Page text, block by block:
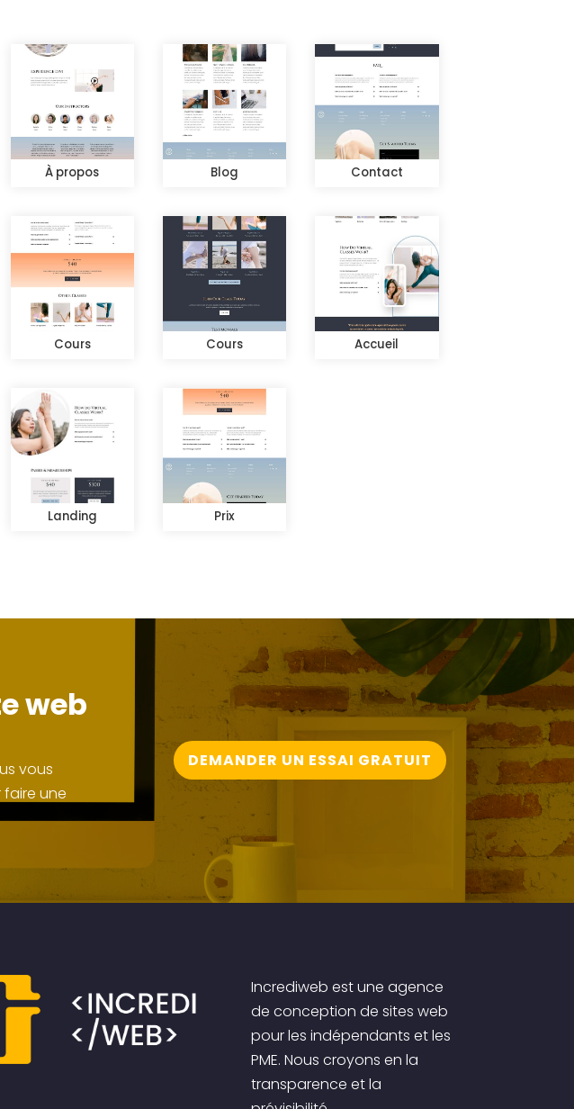
À propos Blog Contact
Cours Cours Accueil
Landing Prix
web
vous
une
DEMANDER UN ESSAI GRATUIT
Incrediweb est une agence
de conception de sites web
pour les indépendants et les
PME. Nous croyons en la
transparence et la